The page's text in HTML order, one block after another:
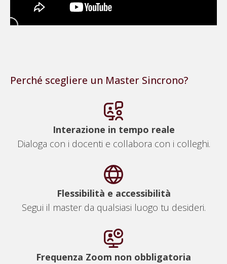
Ho
Perché scegliere un Master Sincrono?
Interazione in tempo reale
Dialoga con i docenti e collabora con i colleghi.
Flessibilità e accessibilità
Segui il master da qualsiasi luogo tu desideri.
Frequenza Zoom non obbligatoria